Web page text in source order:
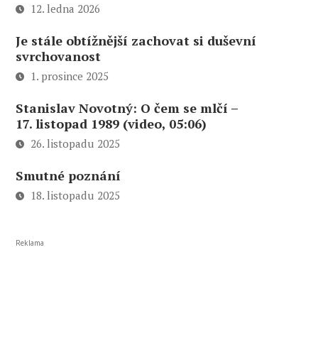
12. ledna 2026
Je stále obtížnější zachovat si duševní
svrchovanost
1. prosince 2025
Stanislav Novotný: O čem se mlčí –
17. listopad 1989 (video, 05:06)
26. listopadu 2025
Smutné poznání
18. listopadu 2025
Reklama